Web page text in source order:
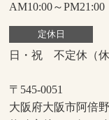
AM10:00～PM21:00
定休日
日・祝 不定休（休
〒545-0051
大阪府大阪市阿倍